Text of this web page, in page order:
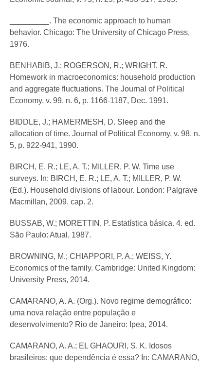
_________. The economic approach to human
behavior. Chicago: The University of Chicago Press,
1976.
BENHABIB, J.; ROGERSON, R.; WRIGHT, R.
Homework in macroeconomics: household production
and aggregate fluctuations. The Journal of Political
Economy, v. 99, n. 6, p. 1166-1187, Dec. 1991.
BIDDLE, J.; HAMERMESH, D. Sleep and the
allocation of time. Journal of Political Economy, v. 98, n.
5, p. 922-941, 1990.
BIRCH, E. R.; LE, A. T.; MILLER, P. W. Time use
surveys. In: BIRCH, E. R.; LE, A. T.; MILLER, P. W.
(Ed.). Household divisions of labour. London: Palgrave
Macmillan, 2009. cap. 2.
BUSSAB, W.; MORETTIN, P. Estatística básica. 4. ed.
São Paulo: Atual, 1987.
BROWNING, M.; CHIAPPORI, P. A.; WEISS, Y.
Economics of the family. Cambridge: United Kingdom:
University Press, 2014.
CAMARANO, A. A. (Org.). Novo regime demográfico:
uma nova relação entre população e
desenvolvimento? Rio de Janeiro: Ipea, 2014.
CAMARANO, A. A.; EL GHAOURI, S. K. Idosos
brasileiros: que dependência é essa? In: CAMARANO,